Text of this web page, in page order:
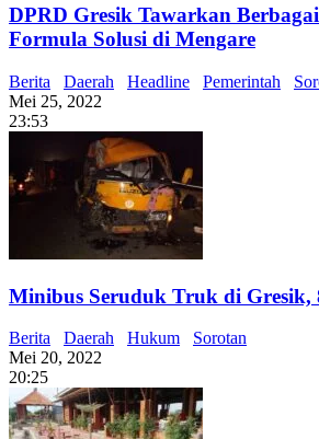
DPRD Gresik Tawarkan
Formula Solusi di Mengare
Berita Daerah Headline Pemerintah
Mei 25, 2022
23:53
Minibus Seruduk Truk di Gresik,
Berita Daerah Hukum
Sorotan
Mei 20, 2022
20:25